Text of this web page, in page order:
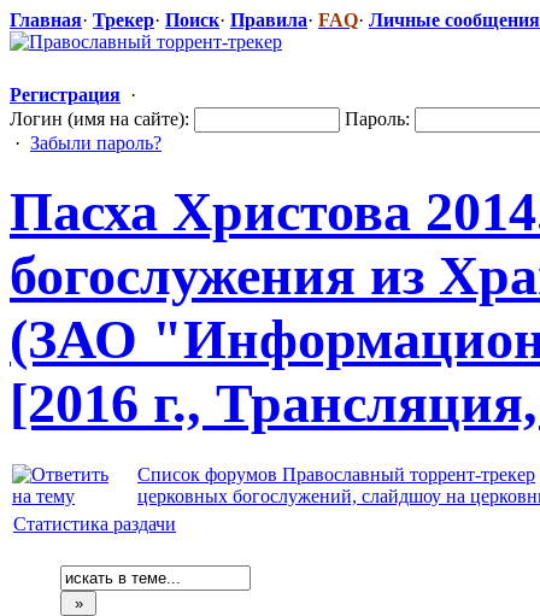
Главная· Трекер· Поиск· Правила· FAQ· Личные сообщения
Регистрация ·
Логин (имя на сайте):
Пароль:
· Забыли пароль?
Пасха Христова
богослужения из
(ЗАО "Информа
[2016 г.,
Список форумов Православный торрент-трекер
церковных богослужений, слайдшоу на
Статистика раздачи